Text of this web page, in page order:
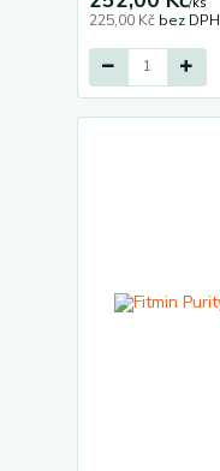
225,00 Kč bez DPH